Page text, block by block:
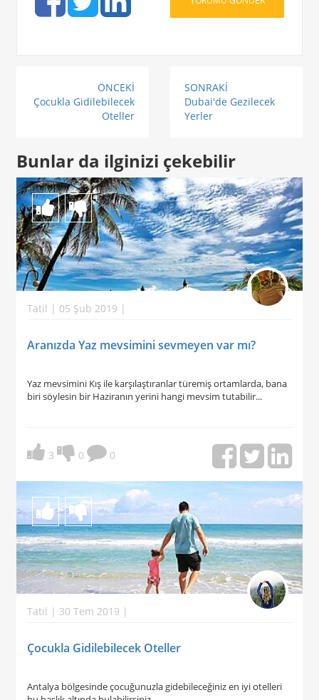
ÖNCEKİ
Çocukla Gidilebilecek
Oteller
SONRAKİ
Dubai'de Gezilecek
Yerler
Bunlar da ilginizi çekebilir
Tatil | 05 Şub 2019 |
Aranızda Yaz mevsimini sevmeyen var mı?
Yaz mevsimini Kış ile karşılaştıranlar türemiş ortamlarda, bana
biri söylesin bir Haziranın yerini hangi mevsim tutabilir...
3 0 0
Tatil | 30 Tem 2019 |
Çocukla Gidilebilecek Oteller
Antalya bölgesinde çocuğunuzla gidebileceğiniz en iyi otelleri